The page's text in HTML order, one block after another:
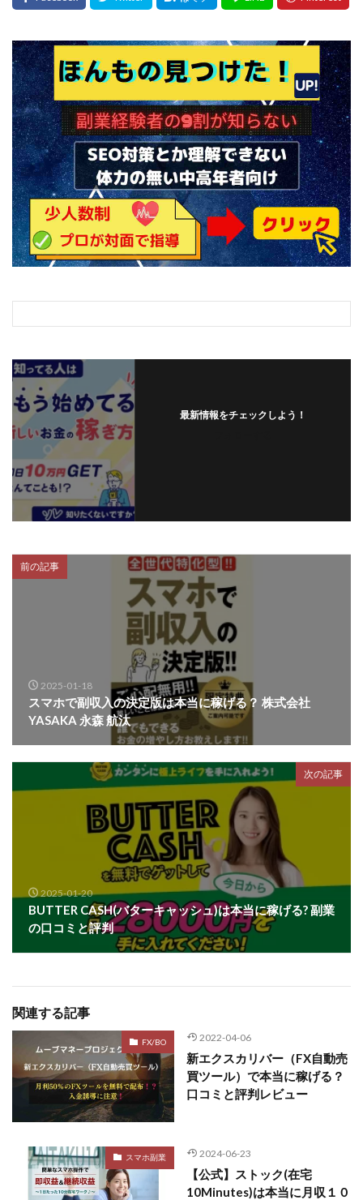
最新情報をチェックしよう！
前の記事
2025-01-18
スマホで副収入の決定版は本当に稼げる？ 株式会社
YASAKA 永森 航汰
次の記事
2025-01-20
BUTTER CASH(バターキャッシュ)は本当に稼げる? 副業
の口コミと評判
関連する記事
FX/BO 2022-04-06
新エクスカリバー（FX自動売
買ツール）で本当に稼げる？
口コミと評判レビュー
スマホ副業 2024-06-23
【公式】ストック(在宅
10Minutes)は本当に月収１０
ソフト株式会社
タスク詐欺
スマホふくぎょうのおしごと！
チャプロ
ちょこスマ
ちょこっと
ちょこプラ(choco+)
ちょな(蝶名林達也)
どこでもビジネス
トライアル
トラスト株式会社
ドリームクラフターズ
ドリームテック合同会社
ドリームワーク
スマホを使って稼ぐ方法
スマホひとつでらくらく副業
トレンド
スマートジョブnet
サクッとお仕事サービス
サクッと毎日5万円
サポーターズファミリー(supporter's family)
スクエア株式会社
スマホのビジネス
スマキャン(SMACAN)
スマホ1台でどこでも副収入
スマホタップだけで
スマホで副収入の決定版
わずか1日で5万円以上稼ぐ利用者が続出
マネロブ みきお校長
ミラクル(MIRACLE)
ミリオネア5
ミリオネアチャレンジ
ミリオンラボ(million labo)
みんなのハッピーワーク
マネーキューピット
ライフアップ(LIFE UP)
ライブアドバイザーカレッジ
ライフデザイン出版合同会社
らくらくできるスマホ副業
リッチ ギャザリング
リッチ ルーラー
リライアンス(Reliance)
ロミオ・ロドリゲス・ジュニア
ワークスフランチャイジーオフィス
ワークホップ(Work Hop)
ワールドリユースシステム
マックス岩井
なし
フェールNaviシステム
ニューイヤーパラダイス
ネオナビ
ネオナビ 我有洋哉
ネオライフPROJECT(プロジェクト)
ハイブリッド・トレード・アカデミア
はじめての資産運用
フィアナ
フォトチェッカー
マスターピース(MASTER PIECE)
フォトレ
フォリオJP(Folio)
ふくぎょうパラダイス
プラチナメソッド2024
フルーツ(スマホをタップするだけ!?)
ホーム合同会社
ほったらかしFX運営事務局
マイリスト(My List)